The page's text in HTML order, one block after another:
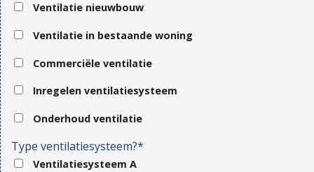
Ventilatie nieuwbouw
Ventilatie in bestaande woning
Commerciële ventilatie
Inregelen ventilatiesysteem
Onderhoud ventilatie
Type ventilatiesysteem?*
Ventilatiesysteem A